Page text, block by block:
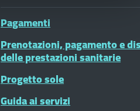
Pagamenti
Prenotazioni, pagamento e
delle prestazioni sanitarie
Progetto sole
Guida ai servizi